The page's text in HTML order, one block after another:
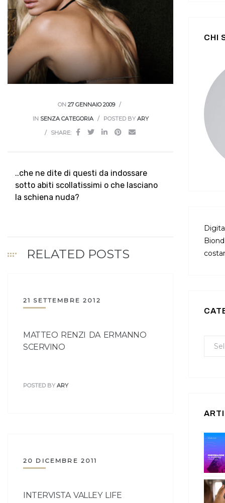
ON 27 GENNAIO 2009
IN SENZA CATEGORIA POSTED BY ARY
SHARE:
..che ne dite di questi da indossare
sotto abiti scollatissimi o che lasciano
la schiena nuda?
RELATED POSTS
21 SETTEMBRE 2012
MATTEO RENZI DA ERMANNO
SCERVINO
POSTED BY ARY
20 DICEMBRE 2011
INTERVISTA VALLEY LIFE
CHI